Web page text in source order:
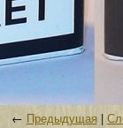
← Предыдущая|